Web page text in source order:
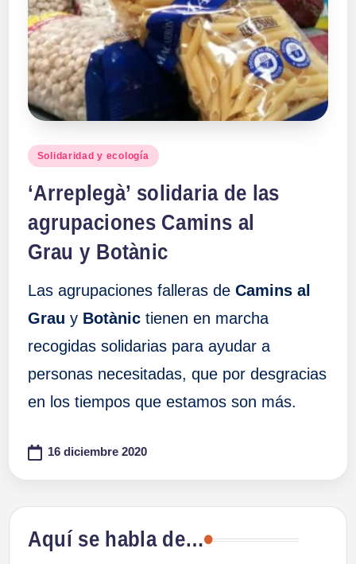
Publicado
Solidaridad y ecología
‘Arreplegà’ solidaria de las
agrupaciones Camins al
Grau y Botànic
Las agrupaciones falleras deCamins al
Grau y Botànic tienen en marcha
recogidas solidarias para ayudar a
personas necesitadas, que por desgracias
en los tiempos que estamos son más.
16 diciembre 2020
Aquí se habla de…